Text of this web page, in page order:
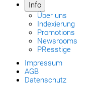
Info
Über uns
Indexierung
Promotions
Newsrooms
PResstige
Impressum
AGB
Datenschutz